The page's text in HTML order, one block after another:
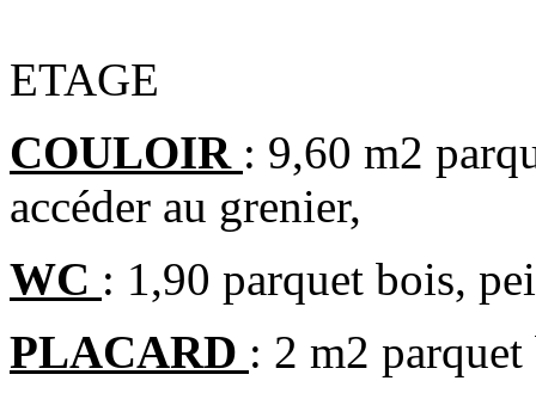
ETAGE
COULOIR : 9,60 m2
accéder au grenier,
WC : 1,90 parquet bois,
PLACARD : 2 m2